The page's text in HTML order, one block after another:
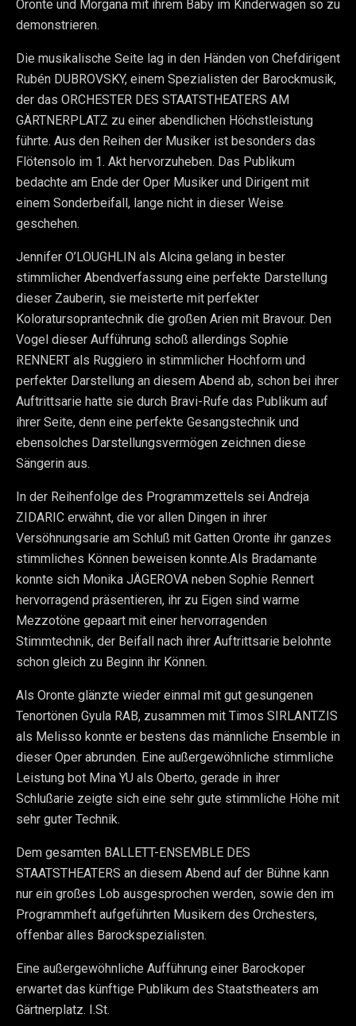
Oronte und Morgana mit ihrem Baby im Kinderwagen so zu
demonstrieren.
Die musikalische Seite lag in den Händen von Chefdirigent
Rubén DUBROVSKY, einem Spezialisten der Barockmusik,
der das ORCHESTER DES STAATSTHEATERS AM
GÄRTNERPLATZ zu einer abendlichen Höchstleistung
führte. Aus den Reihen der Musiker ist besonders das
Flötensolo im 1. Akt hervorzuheben. Das Publikum
bedachte am Ende der Oper Musiker und Dirigent mit
einem Sonderbeifall, lange nicht in dieser Weise
geschehen.
Jennifer O’LOUGHLIN als Alcina gelang in bester
stimmlicher Abendverfassung eine perfekte Darstellung
dieser Zauberin, sie meisterte mit perfekter
Koloratursoprantechnik die großen Arien mit Bravour. Den
Vogel dieser Aufführung schoß allerdings Sophie
RENNERT als Ruggiero in stimmlicher Hochform und
perfekter Darstellung an diesem Abend ab, schon bei ihrer
Auftrittsarie hatte sie durch Bravi-Rufe das Publikum auf
ihrer Seite, denn eine perfekte Gesangstechnik und
ebensolches Darstellungsvermögen zeichnen diese
Sängerin aus.
In der Reihenfolge des Programmzettels sei Andreja
ZIDARIC erwähnt, die vor allen Dingen in ihrer
Versöhnungsarie am Schluß mit Gatten Oronte ihr ganzes
stimmliches Können beweisen konnte.Als Bradamante
konnte sich Monika JÄGEROVA neben Sophie Rennert
hervorragend präsentieren, ihr zu Eigen sind warme
Mezzotöne gepaart mit einer hervorragenden
Stimmtechnik, der Beifall nach ihrer Auftrittsarie belohnte
schon gleich zu Beginn ihr Können.
Als Oronte glänzte wieder einmal mit gut gesungenen
Tenortönen Gyula RAB, zusammen mit Timos SIRLANTZIS
als Melisso konnte er bestens das männliche Ensemble in
dieser Oper abrunden. Eine außergewöhnliche stimmliche
Leistung bot Mina YU als Oberto, gerade in ihrer
Schlußarie zeigte sich eine sehr gute stimmliche Höhe mit
sehr guter Technik.
Dem gesamten BALLETT-ENSEMBLE DES
STAATSTHEATERS an diesem Abend auf der Bühne kann
nur ein großes Lob ausgesprochen werden, sowie den im
Programmheft aufgeführten Musikern des Orchesters,
offenbar alles Barockspezialisten.
Eine außergewöhnliche Aufführung einer Barockoper
erwartet das künftige Publikum des Staatstheaters am
Gärtnerplatz. I.St.